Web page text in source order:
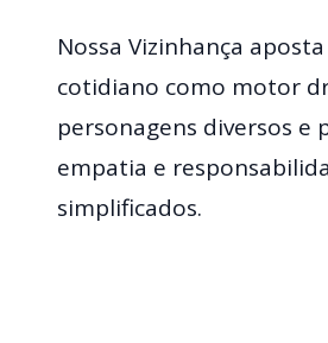
Nossa Vizinhança
cotidiano como motor
personagens diversos e
empatia e
simplificados.